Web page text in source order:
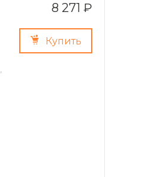
8 271 ₽
Купить